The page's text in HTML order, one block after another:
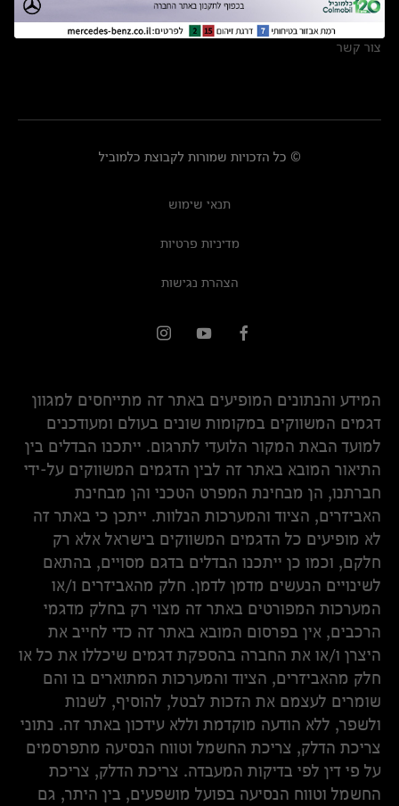
מרכזי שירות
צור קשר
© כל הזכויות שמורות לקבוצת כלמוביל
תנאי שימוש
מדיניות פרטיות
הצהרת נגישות
המידע והנתונים המופיעים באתר זה מתייחסים למגוון
דגמים המשווקים במקומות שונים בעולם ומעודכנים
למועד הבאת המקור הלועדי לתרגום. ייתכנו הבדלים בין
התיאור המובא באתר זה לבין הדגמים המשווקים על-ידי
חברתנו, הן מבחינת המפרט הטכני והן מבחינת
האביזרים, הציוד והמערכות הנלוות. ייתכן כי באתר זה
לא מופיעים כל הדגמים המשווקים בישראל אלא רק
חלקם, וכמו כן ייתכנו הבדלים בדגם מסויים, בהתאם
לשינויים הנעשים מדמן לדמן. חלק מהאביזרים ו/או
המערכות המפורטים באתר זה מצוי רק בחלק מדגמי
הרכבים, אין בפרסום המובא באתר זה כדי לחייב את
היצרן ו/או את החברה בהספקת דגמים שיכללו את כל או
חלק מהאביזרים, הציוד והמערכות המתוארים בו והם
שומרים לעצמם את הזכות לבטל, להוסיף, לשנות
ולשפר, ללא הודעה מוקדמת וללא עידכון באתר זה. נתוני
צריכת הדלק, צריכת החשמל וטווח הנסיעה מתפרסמים
על פי דין לפי בדיקות המעבדה. צריכת הדלק, צריכת
החשמל וטווח הנסיעה בפועל מושפעים, בין היתר, גם